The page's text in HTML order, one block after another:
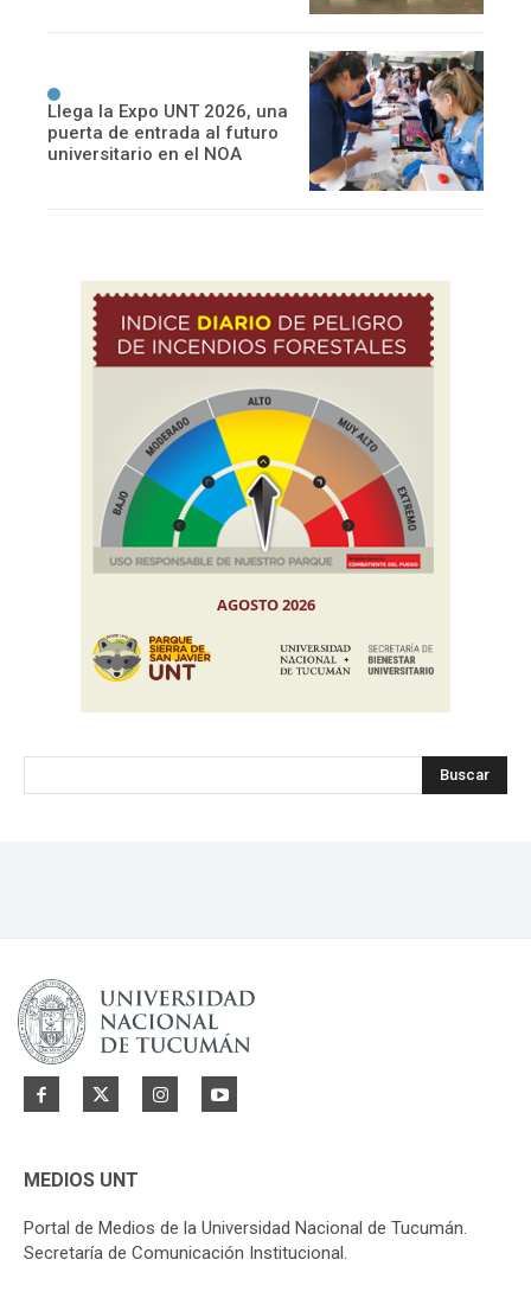
Llega la Expo UNT 2026, una
puerta de entrada al futuro
universitario en el NOA
Buscar
MEDIOS UNT
Portal de Medios de la Universidad Nacional de Tucumán.
Secretaría de Comunicación Institucional.